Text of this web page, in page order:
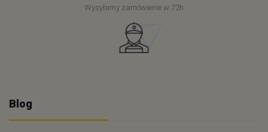
Wysyłamy zamówienie w 72h
Blog